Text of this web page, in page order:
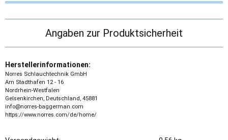
Angaben zur Produktsicherheit
Herstellerinformationen:
Norres Schlauchtechnik GmbH
Am Stadthafen 12 - 16
Nordrhein-Westfalen
Gelsenkirchen, Deutschland, 45881
info@norres-baggerman.com
https://www.norres.com/de/home/